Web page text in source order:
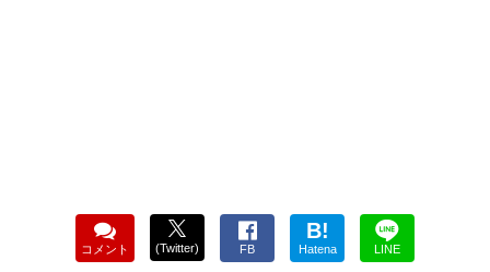
コメント (Twitter) FB
B!
Hatena LINE